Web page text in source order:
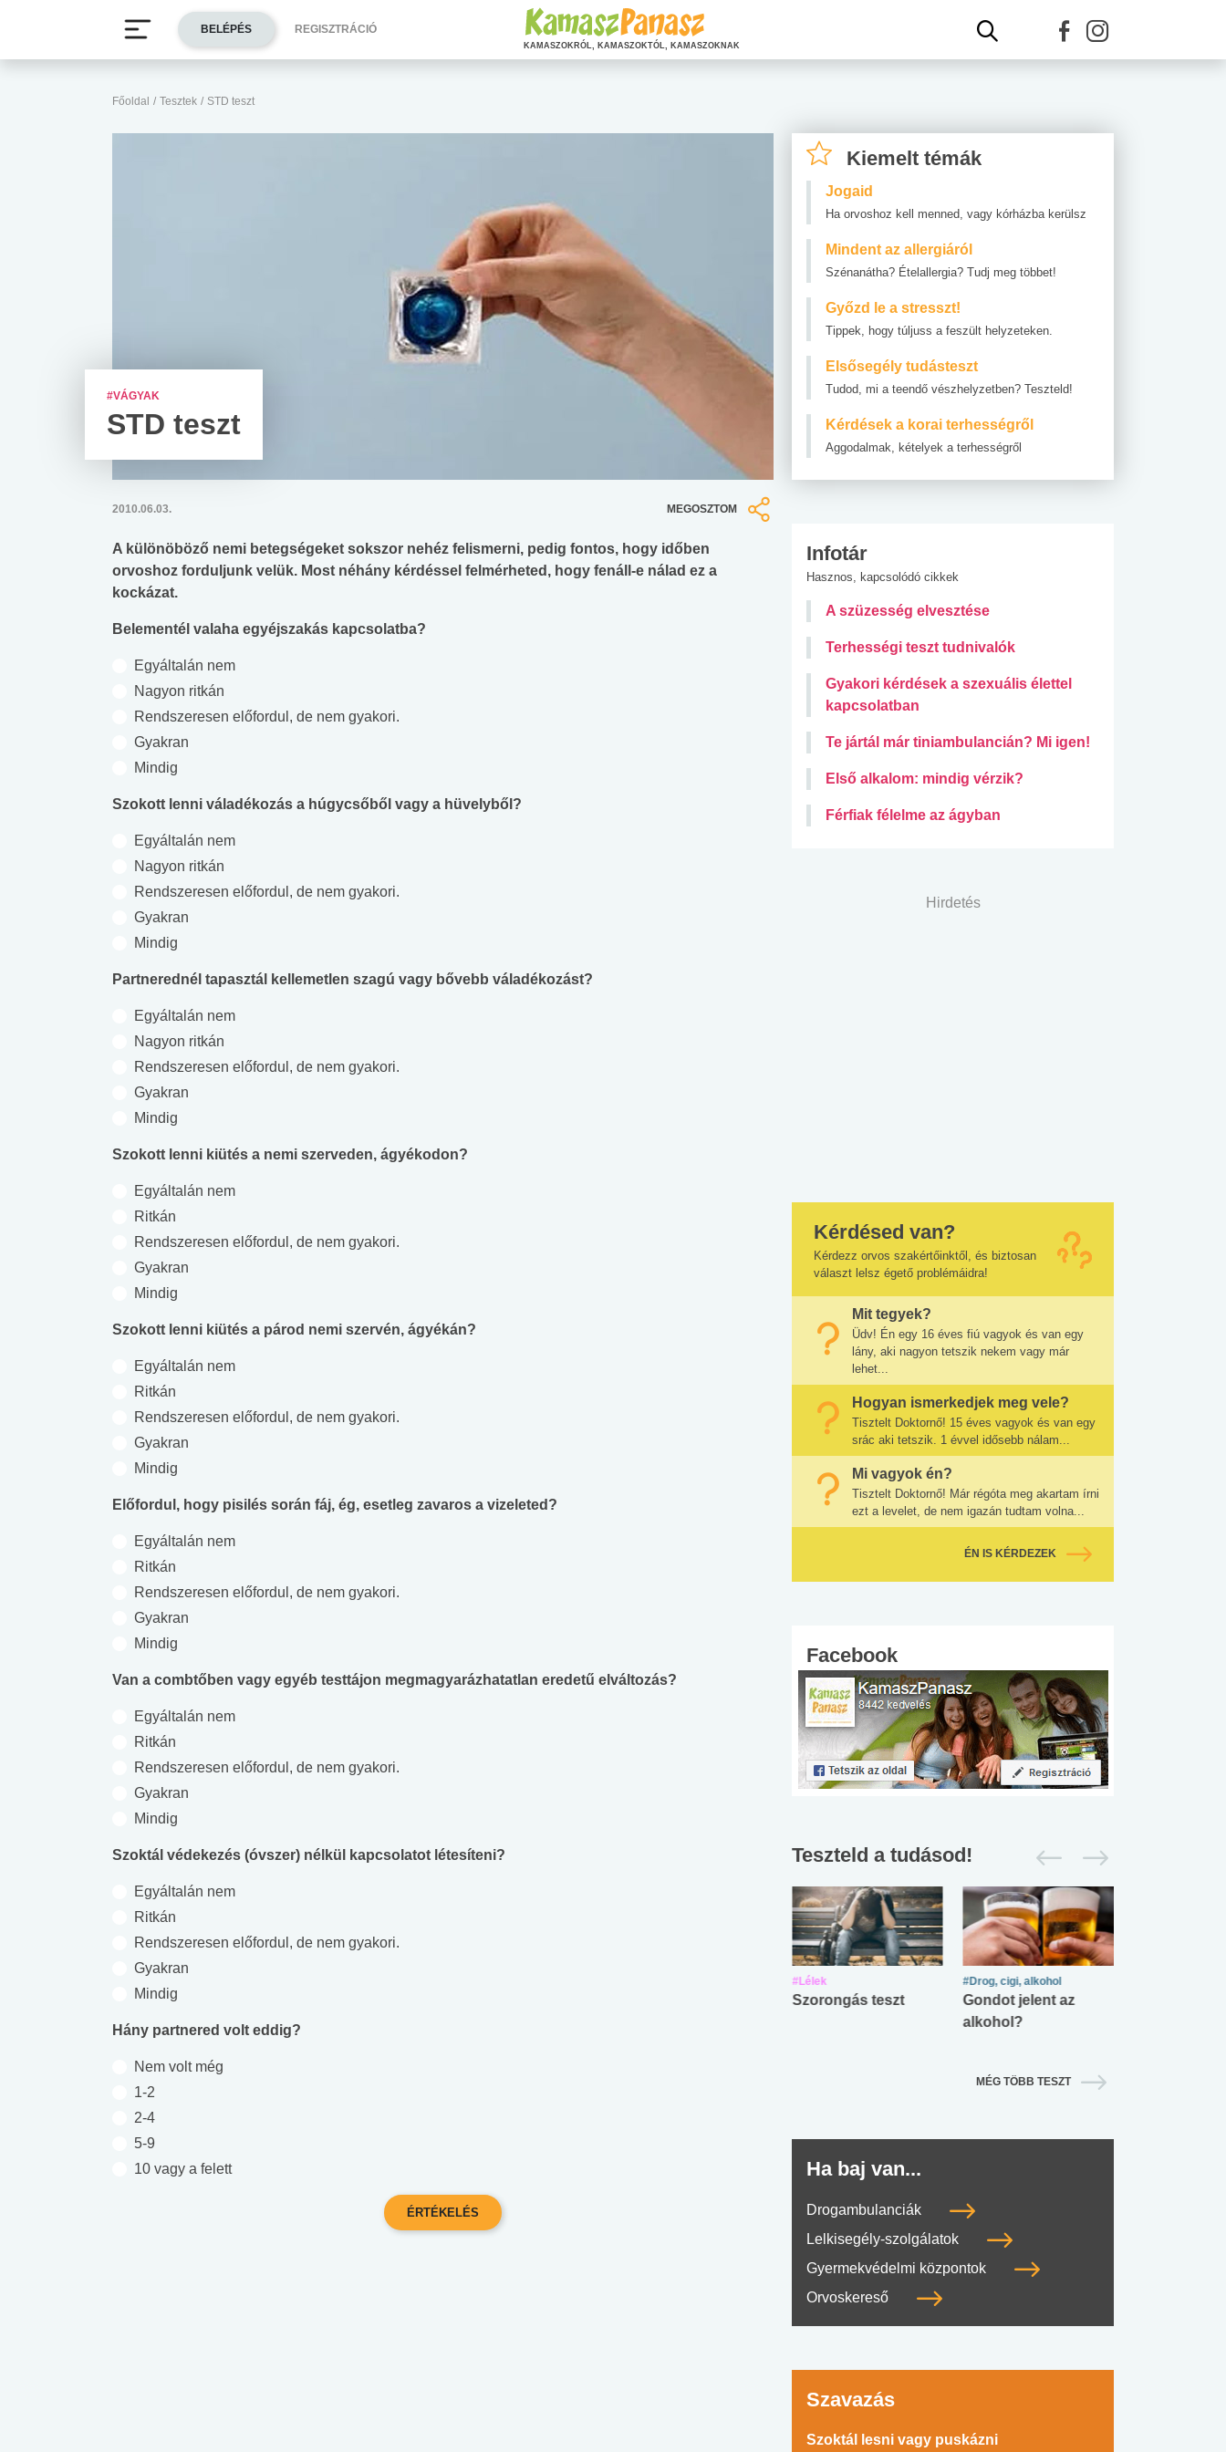
Főoldal / Tesztek / STD teszt
#VÁGYAK
STD teszt
2010.06.03. MEGOSZTOM
A különöböző nemi betegségeket sokszor nehéz felismerni, pedig fontos, hogy időben
orvoshoz forduljunk velük. Most néhány kérdéssel felmérheted, hogy fenáll-e nálad ez a
kockázat.
Belementél valaha egyéjszakás kapcsolatba?
Egyáltalán nem
Nagyon ritkán
Rendszeresen előfordul, de nem gyakori.
Gyakran
Mindig
Szokott lenni váladékozás a húgycsőből vagy a hüvelyből?
Egyáltalán nem
Nagyon ritkán
Rendszeresen előfordul, de nem gyakori.
Gyakran
Mindig
Partnerednél tapasztál kellemetlen szagú vagy bővebb váladékozást?
Egyáltalán nem
Nagyon ritkán
Rendszeresen előfordul, de nem gyakori.
Gyakran
Mindig
Szokott lenni kiütés a nemi szerveden, ágyékodon?
Egyáltalán nem
Ritkán
Rendszeresen előfordul, de nem gyakori.
Gyakran
Mindig
Szokott lenni kiütés a párod nemi szervén, ágyékán?
Egyáltalán nem
Ritkán
Rendszeresen előfordul, de nem gyakori.
Gyakran
Mindig
Előfordul, hogy pisilés során fáj, ég, esetleg zavaros a vizeleted?
Egyáltalán nem
Ritkán
Rendszeresen előfordul, de nem gyakori.
Gyakran
Mindig
Van a combtőben vagy egyéb testtájon megmagyarázhatatlan eredetű elváltozás?
Egyáltalán nem
Ritkán
Rendszeresen előfordul, de nem gyakori.
Gyakran
Mindig
Szoktál védekezés (óvszer) nélkül kapcsolatot létesíteni?
Egyáltalán nem
Ritkán
Rendszeresen előfordul, de nem gyakori.
Gyakran
Mindig
Hány partnered volt eddig?
Nem volt még
1-2
2-4
5-9
10 vagy a felett
Kiemelt témák
Jogaid
Ha orvoshoz kell menned, vagy kórházba kerülsz
Mindent az allergiáról
Szénanátha? Ételallergia? Tudj meg többet!
Győzd le a stresszt!
Tippek, hogy túljuss a feszült helyzeteken.
Elsősegély tudásteszt
Tudod, mi a teendő vészhelyzetben? Teszteld!
Kérdések a korai terhességről
Aggodalmak, kételyek a terhességről
Infotár
Hasznos, kapcsolódó cikkek
A szüzesség elvesztése
Terhességi teszt tudnivalók
Gyakori kérdések a szexuális élettel
kapcsolatban
Te jártál már tiniambulancián? Mi igen!
Első alkalom: mindig vérzik?
Férfiak félelme az ágyban
Hirdetés
Kérdésed van?
Kérdezz orvos szakértőinktől, és biztosan
választ lelsz égető problémáidra!
Mit tegyek?
Üdv! Én egy 16 éves fiú vagyok és van egy
lány, aki nagyon tetszik nekem vagy már
lehet...
Hogyan ismerkedjek meg vele?
Tisztelt Doktornő! 15 éves vagyok és van egy
srác aki tetszik. 1 évvel idősebb nálam...
Mi vagyok én?
Tisztelt Doktornő! Már régóta meg akartam írni
ezt a levelet, de nem igazán tudtam volna...
ÉN IS KÉRDEZEK
Facebook
Teszteld a tudásod!
Mekkora az ökológiai
lábnyomod?
tudásteszt
#Lélek
Szorongás teszt
#Drog, cigi, alkohol
Gondot jelent az
alkohol?
MÉG TÖBB TESZT
Ha baj van...
Drogambulanciák
Lelkisegély-szolgálatok
Gyermekvédelmi központok
Orvoskereső
Szavazás
Szoktál lesni vagy puskázni
BELÉPÉS REGISZTRÁCIÓ
KAMASZOKRÓL, KAMASZOKTÓL, KAMASZOKNAK